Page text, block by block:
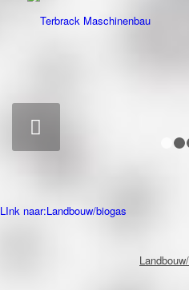
LInk naar:Landbouw/biogas